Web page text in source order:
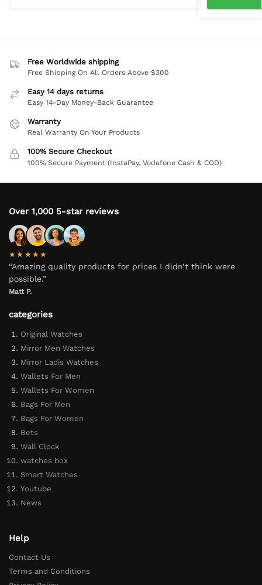
Free Worldwide shipping
Free Shipping On All Orders Above $300
Easy 14 days returns
Easy 14-Day Money-Back Guarantee
Warranty
Real Warranty On Your Products
100% Secure Checkout
100% Secure Payment (InstaPay, Vodafone Cash & COD)
Over 1,000 5-star reviews
★★★★★
“Amazing quality products for prices I didn’t think were
possible.”
Matt P.
categories
Original Watches
Mirror Men Watches
Mirror Ladis Watches
Wallets For Men
Wallets For Women
Bags For Men
Bags For Women
Bets
Wall Clock
watches box
Smart Watches
Youtube
News
Help
Contact Us
Terms and Conditions